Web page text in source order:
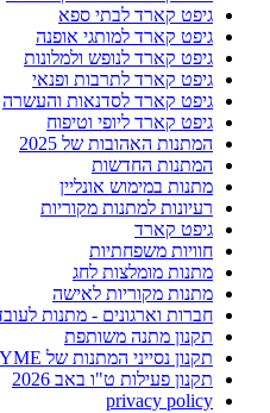
גיפט קארד לבתי ספא
גיפט קארד למותגי אופנה
גיפט קארד לנופש ולמלונות
גיפט קארד לתרבות ופנאי
גיפט קארד לסדנאות והעשרה
גיפט קארד ליופי וטיפוח
המתנות האהובות של 2025
המתנות החדשות
מתנות במימוש אונליין
רעיונות למתנות מקוריות
גיפט קארד
חוויות משפחתיות
מתנות מומלצות לחג
מתנות מקוריות לאישה
חברות וארגונים - מתנות
תקנון מתנה משותפת
תקנון נסייני המתנות של BUYME
תקנון פעילות ט"ו באב 2026
privacy policy